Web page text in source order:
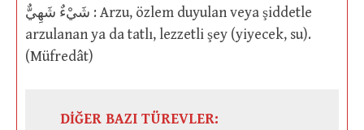
شَيْءٌ شَهِيٌّ : Arzu, özlem duyulan veya şiddetle
arzulanan ya da tatlı, lezzetli şey (yiyecek, su).
(Müfredât)
DİĞER BAZI TÜREVLER: